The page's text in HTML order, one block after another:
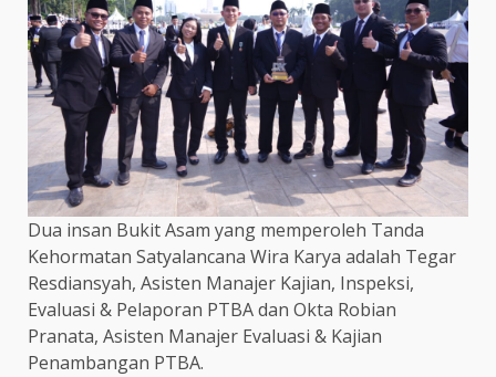
Dua insan Bukit Asam yang memperoleh Tanda
Kehormatan Satyalancana Wira Karya adalah Tegar
Resdiansyah, Asisten Manajer Kajian, Inspeksi,
Evaluasi & Pelaporan PTBA dan Okta Robian
Pranata, Asisten Manajer Evaluasi & Kajian
Penambangan PTBA.